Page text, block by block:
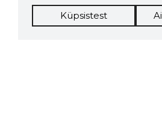
Küpsistest